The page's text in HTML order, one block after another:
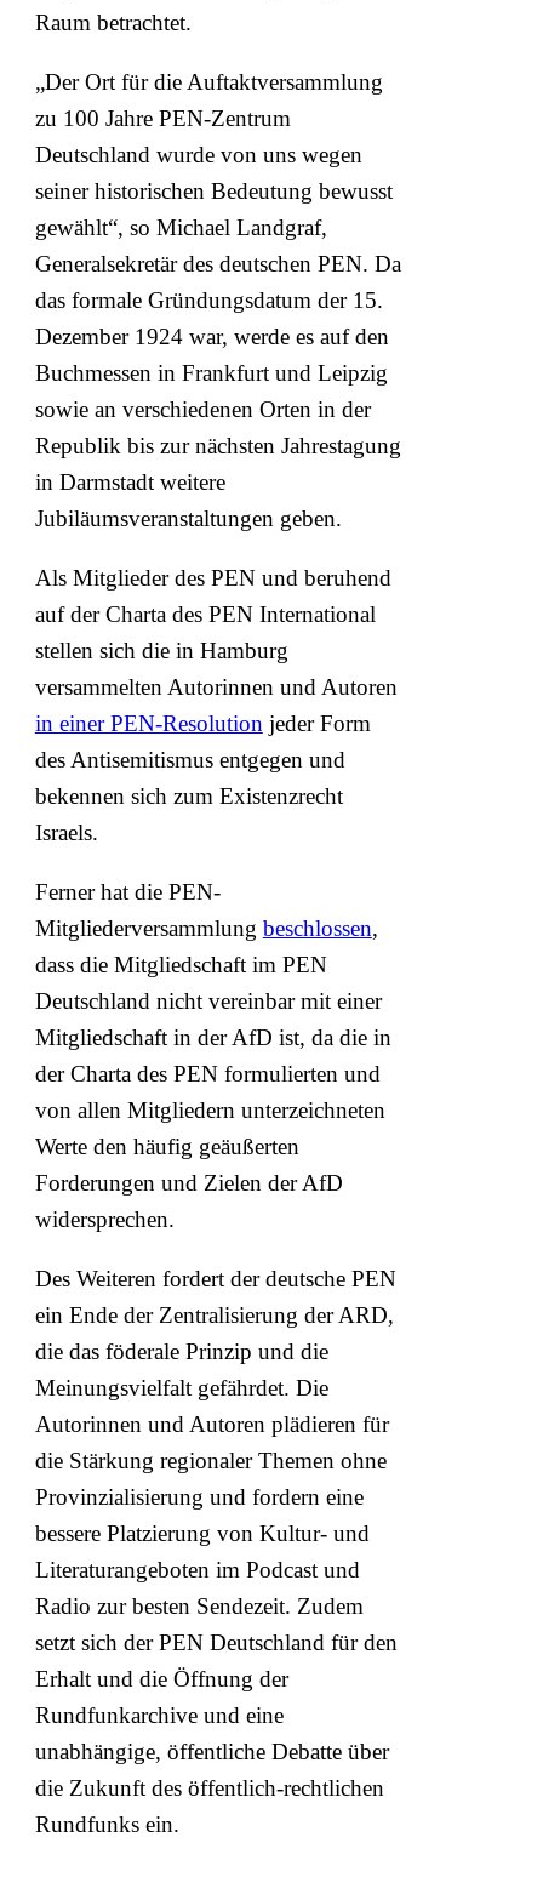
Raum betrachtet.
„Der Ort für die Auftaktversammlung
zu 100 Jahre PEN-Zentrum
Deutschland wurde von uns wegen
seiner historischen Bedeutung bewusst
gewählt“, so Michael Landgraf,
Generalsekretär des deutschen PEN. Da
das formale Gründungsdatum der 15.
Dezember 1924 war, werde es auf den
Buchmessen in Frankfurt und Leipzig
sowie an verschiedenen Orten in der
Republik bis zur nächsten Jahrestagung
in Darmstadt weitere
Jubiläumsveranstaltungen geben.
Als Mitglieder des PEN und beruhend
auf der Charta des PEN International
stellen sich die in Hamburg
versammelten Autorinnen und Autoren
in einer PEN-Resolution jeder Form
des Antisemitismus entgegen und
bekennen sich zum Existenzrecht
Israels.
Ferner hat die PEN-
Mitgliederversammlung beschlossen,
dass die Mitgliedschaft im PEN
Deutschland nicht vereinbar mit einer
Mitgliedschaft in der AfD ist, da die in
der Charta des PEN formulierten und
von allen Mitgliedern unterzeichneten
Werte den häufig geäußerten
Forderungen und Zielen der AfD
widersprechen.
Des Weiteren fordert der deutsche PEN
ein Ende der Zentralisierung der ARD,
die das föderale Prinzip und die
Meinungsvielfalt gefährdet. Die
Autorinnen und Autoren plädieren für
die Stärkung regionaler Themen ohne
Provinzialisierung und fordern eine
bessere Platzierung von Kultur- und
Literaturangeboten im Podcast und
Radio zur besten Sendezeit. Zudem
setzt sich der PEN Deutschland für den
Erhalt und die Öffnung der
Rundfunkarchive und eine
unabhängige, öffentliche Debatte über
die Zukunft des öffentlich-rechtlichen
Rundfunks ein.